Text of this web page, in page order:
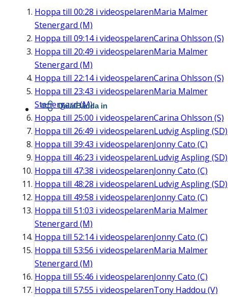
Hoppa till 00:28 i videospelarenMaria Malmer
Stenergard (M)
Hoppa till 09:14i videospelarenCarina Ohlsson (S)
Hoppa till 20:49 i videospelarenMaria Malmer
Stenergard (M)
Hoppa till 22:14i videospelarenCarina Ohlsson (S)
Hoppa till 23:43 i videospelarenMaria Malmer
Stenergard (M)
Hoppa till 25:00 i videospelarenCarina Ohlsson (S)
Hoppa till 26:49 i videospelarenLudvig Aspling (SD)
Hoppa till 39:43 i videospelarenJonny Cato (C)
Hoppa till 46:23 i videospelarenLudvig Aspling (SD)
Hoppa till 47:38 i videospelarenJonny Cato (C)
Hoppa till 48:28 i videospelarenLudvig Aspling (SD)
Hoppa till 49:58 i videospelarenJonny Cato (C)
Hoppa till 51:03 i videospelarenMaria Malmer
Stenergard (M)
Hoppa till 52:14i videospelarenJonny Cato (C)
Hoppa till 53:56 i videospelarenMaria Malmer
Stenergard (M)
Hoppa till 55:46 i videospelarenJonny Cato (C)
Hoppa till 57:55 i videospelarenTony Haddou (V)
Dela/Bädda in